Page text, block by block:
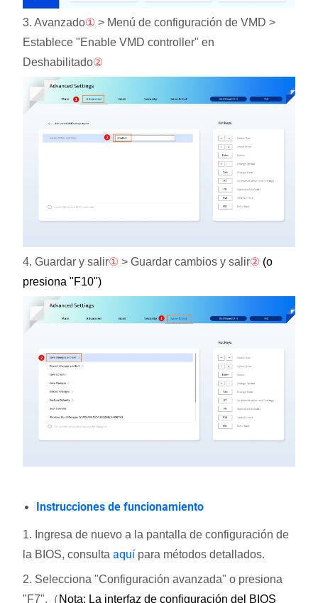
3. Avanzado① > Menú de configuración de VMD >
Establece "Enable VMD controller" en
Deshabilitado②
4. Guardar y salir① > Guardar cambios y salir② (o
presiona "F10")
Instrucciones de funcionamiento
1. Ingresa de nuevo a la pantalla de configuración de
la BIOS, consulta aquí para métodos detallados.
2. Selecciona "Configuración avanzada" o presiona
"F7".（ Nota: La interfaz de configuración del BIOS